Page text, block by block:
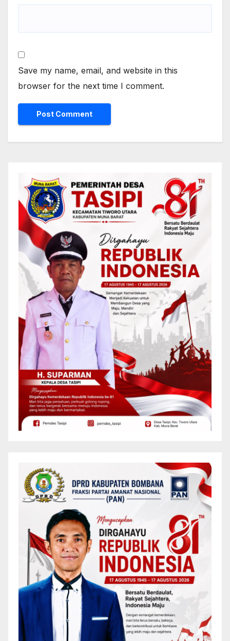
Save my name, email, and website in this
browser for the next time I comment.